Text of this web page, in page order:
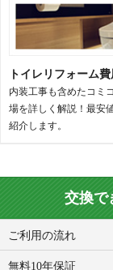
トイレリフォーム費
内装工事も含めたコミ
場を詳しく解説！最安
紹介します。
交換で
ご利用の流れ
無料10年保証